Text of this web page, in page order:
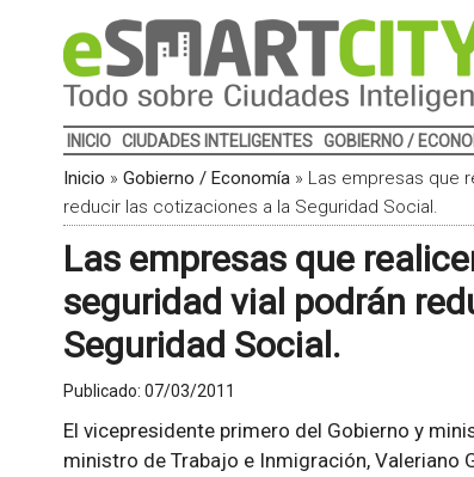
INICIO CIUDADES INTELIGENTES GOBIERNO /
Inicio » Gobierno / Economía» Las empresas que
reducir las cotizaciones a la Seguridad Social.
Las empresas que
seguridad vial podrán
Seguridad Social.
Publicado: 07/03/2011
El vicepresidente primero del Gobierno y
ministro de Trabajo e Inmigración, Valeriano